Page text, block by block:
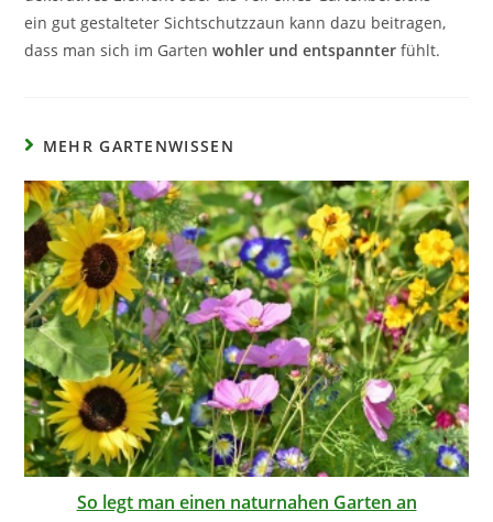
ein gut gestalteter Sichtschutzzaun kann dazu beitragen,
dass man sich im Gartenwohler und entspannter fühlt.
MEHR GARTENWISSEN
So legt man einen naturnahen Garten an